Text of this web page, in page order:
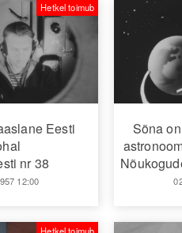
Eesti
nr 38
12:00
Hetkel toimub
Sõna